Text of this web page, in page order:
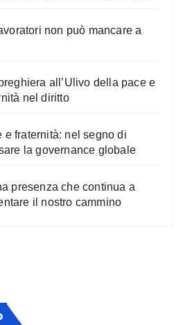
non può mancare a
all’Ulivo della pace e
nel diritto
e fraternità: nel segno di
la governance globale
presenza che continua a
il nostro cammino